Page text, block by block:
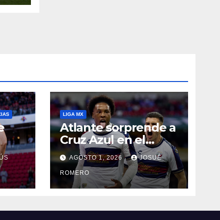
LIGA MX
Atlante sorprende a
Cruz Azul en el
Banorte
AGOSTO 1, 2026 JOSUÉ
ROMERO